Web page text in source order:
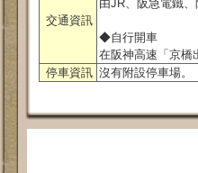
交通資訊
由JR、阪急電鐵
◆自行開車
在阪神高速「京橋
停車資訊 沒有附設停車場。